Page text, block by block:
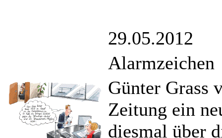
29.05.2012
Alarmzeichen
Günter Grass
Zeitung ein
diesmal über